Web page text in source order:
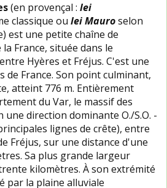
(en provençal : lei
classique ou lei Mauroselon
est une petite chaîne de
France, située dans le
Hyères et Fréjus. C'est une
de France. Son point culminant,
atteint 776 m. Entièrement
du Var, le massif des
une direction dominante O./S.O. -
lignes de crête), entre
Fréjus, sur une distance d'une
Sa plus grande largeur
kilomètres. À son extrémité
par la plaine alluviale